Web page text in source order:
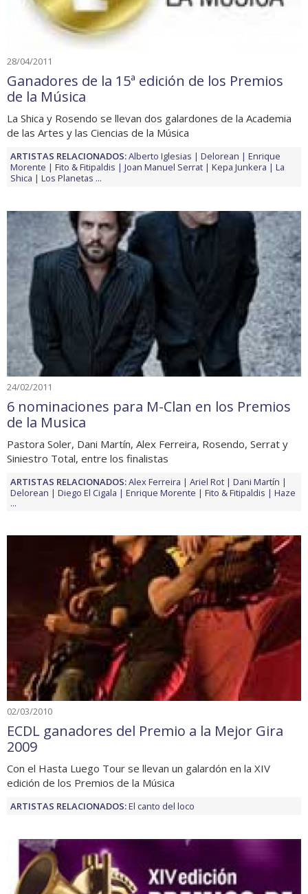
28/04/2011
Ganadores de la 15ª edición de los Premios
de la Música
La Shica y Rosendo se llevan dos galardones de la Academia
de las Artes y las Ciencias de la Música
ARTISTAS RELACIONADOS:Alberto Iglesias Delorean
Enrique
Morente
Fito & Fitipaldis Joan Manuel Serrat Kepa Junkera
La
Shica
Los Planetas ...
24/02/2011
6 nominaciones para M-Clan en los Premios
de la Musica
Pastora Soler, Dani Martín, Alex Ferreira, Rosendo, Serrat y
Siniestro Total, entre los finalistas
ARTISTAS RELACIONADOS:Alex Ferreira Ariel Rot
Dani Martín
Delorean
Diego El Cigala Enrique Morente Fito & Fitipaldis
Haze
...
02/03/2010
ECDL ganadores del Premio a la Mejor Gira
2009
Con el Hasta Luego Tour se llevan un galardón en la XIV
edición de los Premios de la Música
ARTISTAS RELACIONADOS:El canto del loco